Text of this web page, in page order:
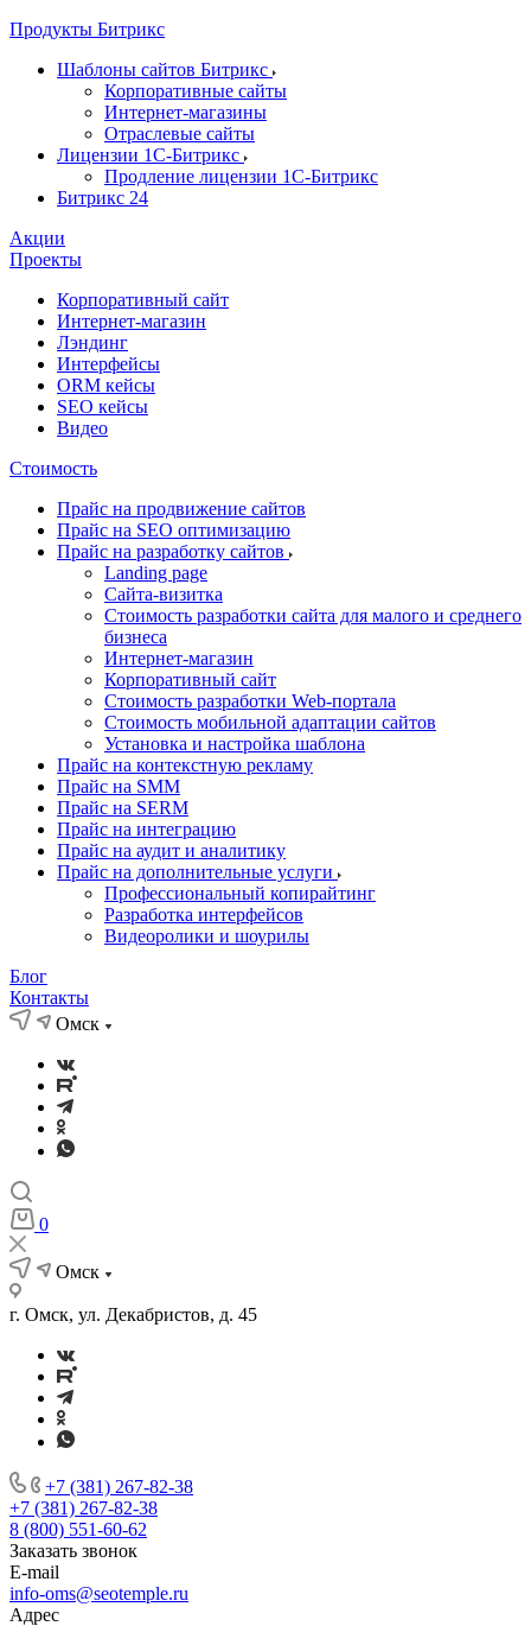
Продукты Битрикс
Шаблоны сайтов Битрикс
Корпоративные сайты
Интернет-магазины
Отраслевые сайты
Лицензии 1С-Битрикс
Продление лицензии 1С-Битрикс
Битрикс 24
Акции
Проекты
Корпоративный сайт
Интернет-магазин
Лэндинг
Интерфейсы
ORM кейсы
SEO кейсы
Видео
Стоимость
Прайс на продвижение сайтов
Прайс на SEO оптимизацию
Прайс на разработку сайтов
Landing page
Cайта-визитка
Стоимость разработки сайта для малого и среднего
бизнеса
Интернет-магазин
Корпоративный сайт
Стоимость разработки Web-портала
Стоимость мобильной адаптации сайтов
Установка и настройка шаблона
Прайс на контекстную рекламу
Прайс на SMM
Прайс на SERM
Прайс на интеграцию
Прайс на аудит и аналитику
Прайс на дополнительные услуги
Профессиональный копирайтинг
Разработка интерфейсов
Видеоролики и шоурилы
Блог
Контакты
Омск
0
Омск
г. Омск, ул. Декабристов, д. 45
+7 (381) 267-82-38
+7 (381) 267-82-38
8 (800) 551-60-62
Заказать звонок
E-mail
info-oms@seotemple.ru
Адрес